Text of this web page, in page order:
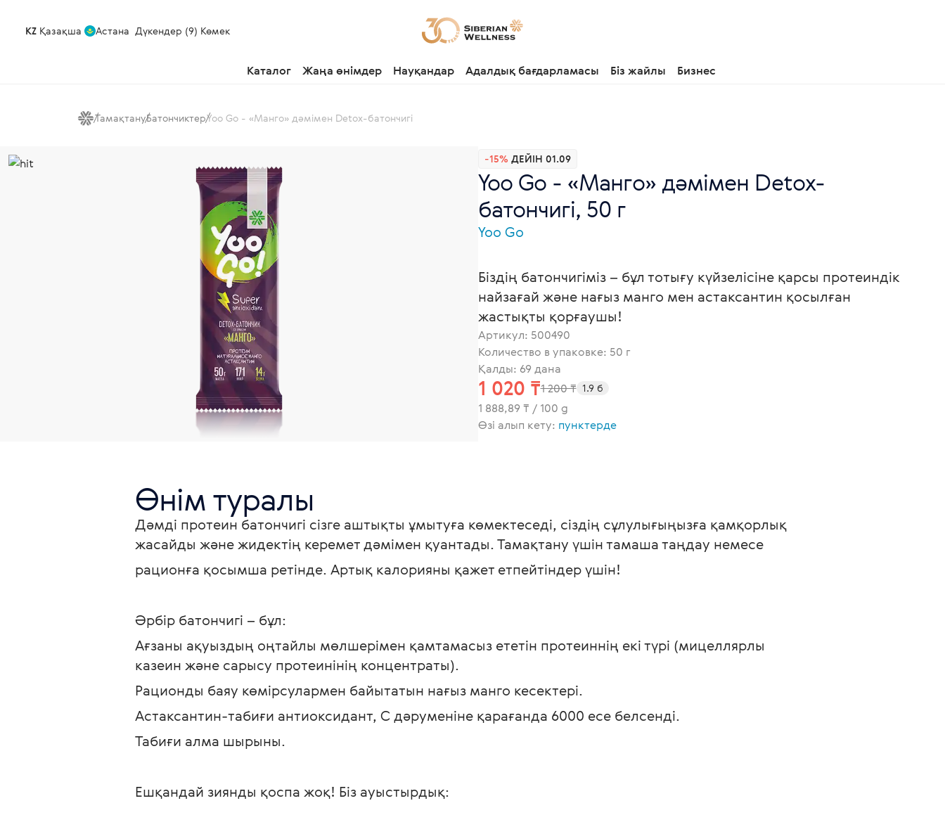
KZ Қазақша Астана Дүкендер (9) Көмек
Каталог Жаңа өнімдер Науқандар Адалдық бағдарламасы Біз жайлы Бизнес
ТамақтануБатончиктерYoo Gо - «Манго» дәмімен Detox-батончигі
-15% ДЕЙІН 01.09
Yoo Gо - «Манго» дәмімен Detox-
батончигі, 50 г
Yoo Gо
Біздің батончигіміз – бұл тотығу күйзелісіне қарсы протеиндік
найзағай және нағыз манго мен астаксантин қосылған
жастықты қорғаушы!
Артикул: 500490
Количество в упаковке: 50 г
Қалды: 69 дана
1 020 ₸1 200 ₸ 1.9 б
1 888,89 ₸ / 100 g
Өзі алып кету: пунктерде
Өнім туралы
Дәмді протеин батончигі сізге аштықты ұмытуға көмектеседі, сіздің сұлулығыңызға қамқорлық
жасайды және жидектің керемет дәмімен қуантады. Тамақтану үшін тамаша таңдау немесе
рационға қосымша ретінде. Артық калорияны қажет етпейтіндер үшін!
Әрбір батончигі – бұл:
Ағзаны ақуыздың оңтайлы мөлшерімен қамтамасыз ететін протеиннің екі түрі (мицеллярлы
казеин және сарысу протеинінің концентраты).
Рационды баяу көмірсулармен байытатын нағыз манго кесектері.
Астаксантин-табиғи антиоксидант, С дәруменіне қарағанда 6000 есе белсенді.
Табиғи алма шырыны.
Ешқандай зиянды қоспа жоқ! Біз ауыстырдық: